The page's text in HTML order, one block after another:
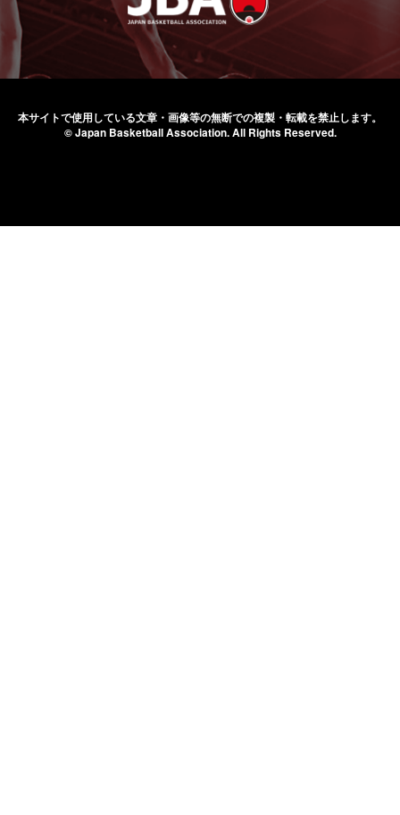
本サイトで使用している文章・画像等の無断での複製・転載を禁止します。
© Japan Basketball Association.All Rights Reserved.